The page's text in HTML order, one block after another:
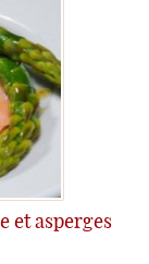
et asperges